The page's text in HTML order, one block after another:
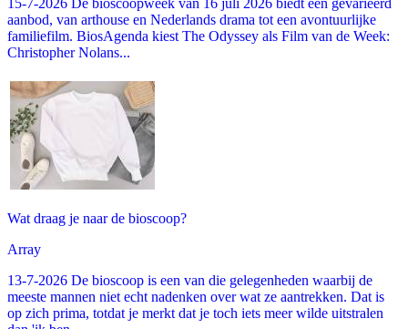
aanbod, van arthouse en Nederlands drama tot een avontuurlijke
familiefilm. BiosAgenda kiest The Odyssey als Film van de Week:
Christopher Nolans...
Wat draag je naar de bioscoop?
Array
13-7-2026 De bioscoop is een van die gelegenheden waarbij de
meeste mannen niet echt nadenken over wat ze aantrekken. Dat is
op zich prima, totdat je merkt dat je toch iets meer wilde uitstralen